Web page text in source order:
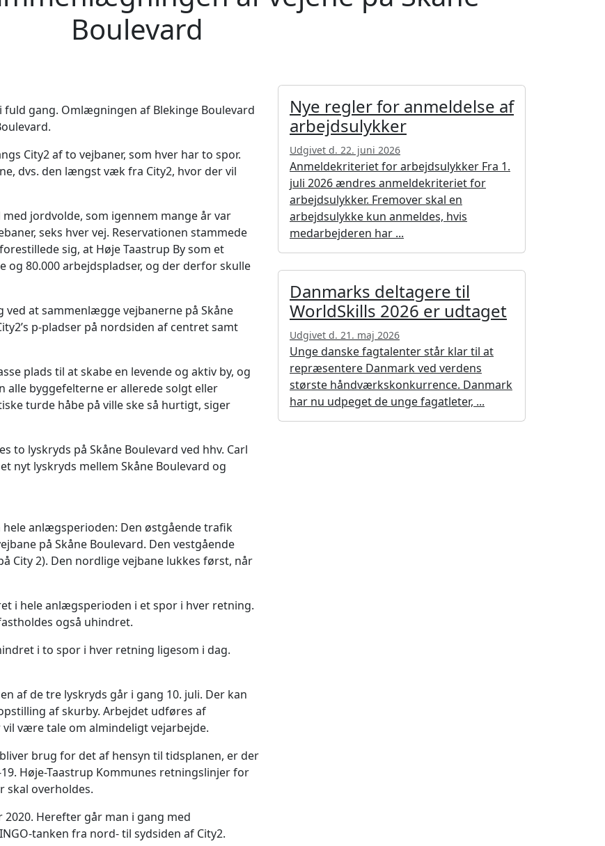
Boulevard
fuld gang. Omlægningen af Blekinge Boulevard
City2 af to vejbaner, som hver har to spor.
dvs. den længst væk fra City2, hvor der vil
jordvolde, som igennem mange år var
seks hver vej. Reservationen stammede
sig, at Høje Taastrup By som et
og 80.000 arbejdspladser, og der derfor skulle
at sammenlægge vejbanerne på Skåne
p-pladser på nordsiden af centret samt
plads til at skabe en levende og aktiv by, og
alle byggefelterne er allerede solgt eller
turde håbe på ville ske så hurtigt, siger
lyskryds på Skåne Boulevard ved hhv. Carl
nyt lyskryds mellem Skåne Boulevard og
anlægsperioden: Den østgående trafik
på Skåne Boulevard. Den vestgående
City 2). Den nordlige vejbane lukkes først, når
i hele anlægsperioden i et spor i hver retning.
også uhindret.
i to spor i hver retning ligesom i dag.
af de tre lyskryds går i gang 10. juli. Der kan
af skurby. Arbejdet udføres af
være tale om almindeligt vejarbejde.
brug for det af hensyn til tidsplanen, er der
Høje-Taastrup Kommunes retningslinjer for
skal overholdes.
Herefter går man i gang med
tanken fra nord- til sydsiden af City2.
Nye regler for anmeldelse af
arbejdsulykker
Udgivet d. 22. juni 2026
Anmeldekriteriet for arbejdsulykker Fra 1.
juli 2026 ændres anmeldekriteriet for
arbejdsulykker. Fremover skal en
arbejdsulykke kun anmeldes, hvis
medarbejderen har ...
Danmarks deltagere til
WorldSkills 2026 er udtaget
Udgivet d. 21. maj 2026
Unge danske fagtalenter står klar til at
repræsentere Danmark ved verdens
største håndværkskonkurrence. Danmark
har nu udpeget de unge fagatleter, ...